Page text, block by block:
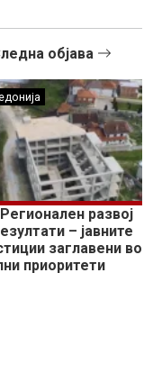
објава
развој
– јавните
заглавени во
приоритети